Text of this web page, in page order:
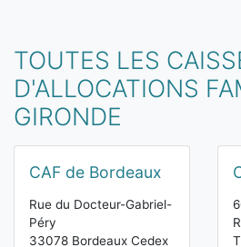
TOUTES LES
D'ALLOCATIONS
GIRONDE
CAF de Bordeaux
Rue du Docteur-Gabriel-
Péry
33078 Bordeaux Cedex